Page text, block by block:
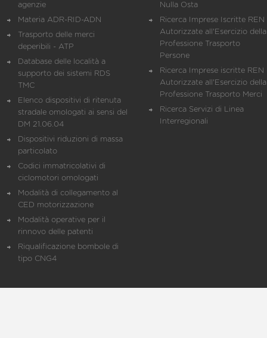
agenzie
Materia ADR-RID-ADN
Trasporto delle merci
deperibili - ATP
Database delle località a
supporto dei sistemi RDS
TMC
Elenco dispositivi di ritenuta
stradale omologati ai sensi del
DM 21.06.04
Dispositivi riduzioni di massa
particolato
Codici immatricolativi di
ciclomotori omologati
Modalità di collegamento al
CED motorizzazione
Modalità operative per il
rinnovo delle patenti
Riqualificazione bombole di
tipo CNG4
Nulla Osta
Ricerca Imprese Iscritte REN
Autorizzate all'Esercizio della
Professione Trasporto
Persone
Ricerca Imprese iscritte REN
Autorizzate all'Esercizio della
Professione Trasporto Merci
Ricerca Servizi di Linea
Interregionali